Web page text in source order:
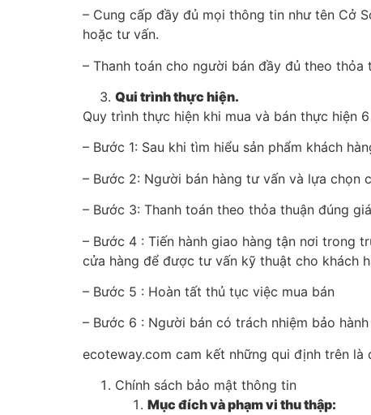
– Cung cấp đầy đủ mọi thông tin như tên Cở
hoặc tư vấn.
– Thanh toán cho người bán đầy đủ theo thỏa
Qui trình thực hiện.
Quy trình thực hiện khi mua và bán thực hiện
– Bước 1: Sau khi tìm hiểu sản phẩm khách
– Bước 2: Người bán hàng tư vấn và lựa chọn
– Bước 3: Thanh toán theo thỏa thuận đúng
– Bước 4 : Tiến hành giao hàng tận nơi trong
cửa hàng để được tư vấn kỹ thuật cho khách
– Bước 5 : Hoàn tất thủ tục việc mua bán
– Bước 6 : Người bán có trách nhiệm bảo
ecoteway.com cam kết những qui định trên là
Chính sách bảo mật thông tin
Mục đích và phạm vi thu thập: